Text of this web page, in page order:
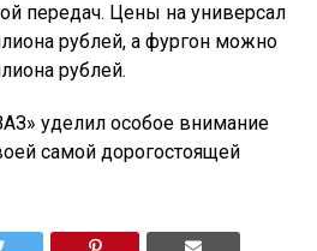
передач. Цены на универсал
рублей, а фургон можно
рублей.
уделил особое внимание
самой дорогостоящей